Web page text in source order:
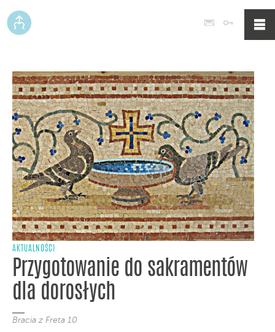
Poczta
AKTUALNOŚCI
Przygotowanie do sakramentów
dla dorosłych
Bracia z Freta 10